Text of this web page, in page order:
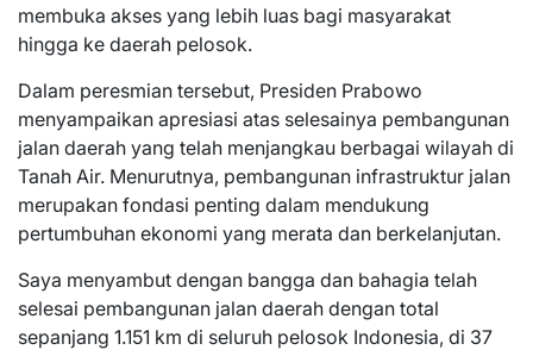
membuka akses yang lebih luas bagi masyarakat
hingga ke daerah pelosok.
Dalam peresmian tersebut, Presiden Prabowo
menyampaikan apresiasi atas selesainya pembangunan
jalan daerah yang telah menjangkau berbagai wilayah di
Tanah Air. Menurutnya, pembangunan infrastruktur jalan
merupakan fondasi penting dalam mendukung
pertumbuhan ekonomi yang merata dan berkelanjutan.
Saya menyambut dengan bangga dan bahagia telah
selesai pembangunan jalan daerah dengan total
sepanjang 1.151 km di seluruh pelosok Indonesia, di 37